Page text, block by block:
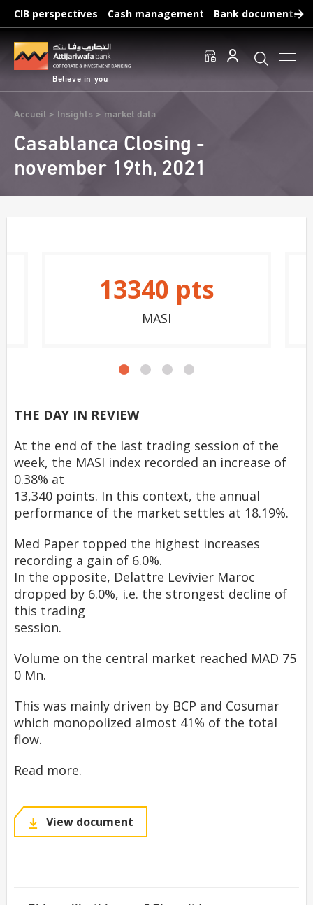
Skip
main
content
CIB perspectives Cash management Bank documents
Believe in you
Breadcrumb
Accueil Insights market data
Casablanca Closing -
november 19th, 2021
13340 pts
MASI
THE DAY IN REVIEW
At the end of the last trading session of the
week, the MASI index recorded an increase of
0.38% at
13,340 points. In this context, the annual
performance of the market settles at 18.19%.
Med Paper topped the highest increases
recording a gain of 6.0%.
In the opposite, Delattre Levivier Maroc
dropped by 6.0%, i.e. the strongest decline of
this trading
session.
Volume on the central market reached MAD 75
0 Mn.
This was mainly driven by BCP and Cosumar
which monopolized almost 41% of the total
flow.
Read more.
View document
Frequent searches :
Access to accounts Make a transfert Edit a RIB